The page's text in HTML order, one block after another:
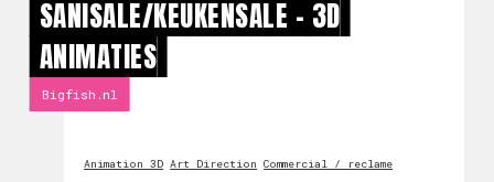
SANISALE/KEUKENSALE - 3D
ANIMATIES
Bigfish.nl
Animation 3D Art Direction Commercial / reclame